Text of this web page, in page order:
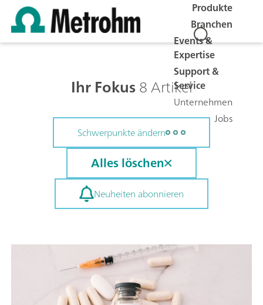
Produkte
Branchen
Events &
Expertise
Support &
Service
Unternehmen
Jobs
Ihr Fokus8 Artikel
Schwerpunkte ändern
Alles löschen
Neuheiten abonnieren